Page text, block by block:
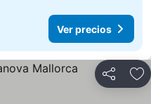
Ver precios
Compartir